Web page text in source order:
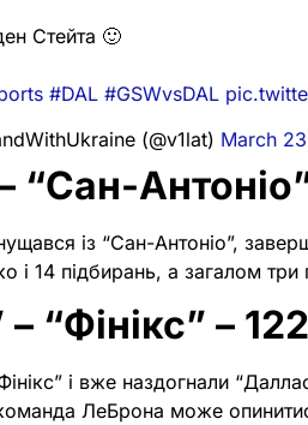
Стейта 🙂
#DAL #GSWvsDAL
(@v1lat) March
“Сан-
із “Сан-Антоніо”,
і 14 підбирань, а загалом
“Фінікс” –
і вже наздогнали
ЛеБрона може